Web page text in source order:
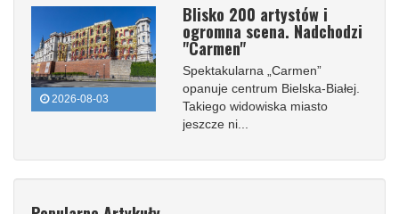
2026-08-03
Blisko 200 artystów i
ogromna scena. Nadchodzi
"Carmen"
Spektakularna „Carmen”
opanuje centrum Bielska-Białej.
Takiego widowiska miasto
jeszcze ni...